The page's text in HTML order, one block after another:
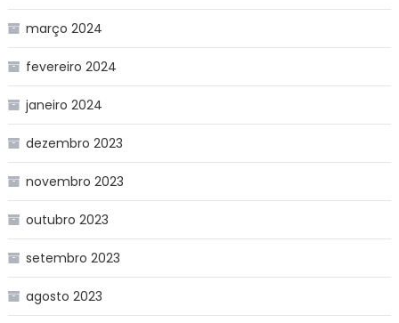
março 2024
fevereiro 2024
janeiro 2024
dezembro 2023
novembro 2023
outubro 2023
setembro 2023
agosto 2023